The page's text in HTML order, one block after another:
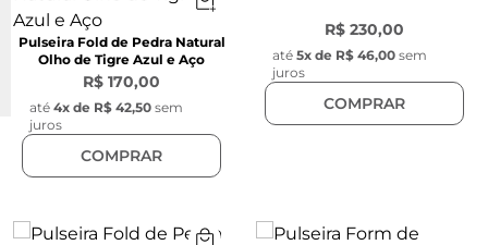
Pulseira Fold de Pedra Natural
Olho de Tigre Azul e Aço
R$ 170,00
até 4x de R$ 42,50 sem
juros
COMPRAR
R$ 230,00
até 5x de R$ 46,00 sem
juros
COMPRAR